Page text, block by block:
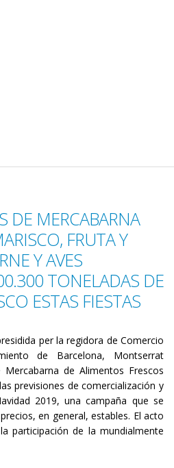
DE MERCABARNA
FRUTA Y
Y AVES
TONELADAS DE
ESTAS FIESTAS
per la regidora de Comercio
de Barcelona, Montserrat
de Alimentos Frescos
previsiones de comercialización y
2019, una campaña que se
en general, estables. El acto
participación de la mundialmente